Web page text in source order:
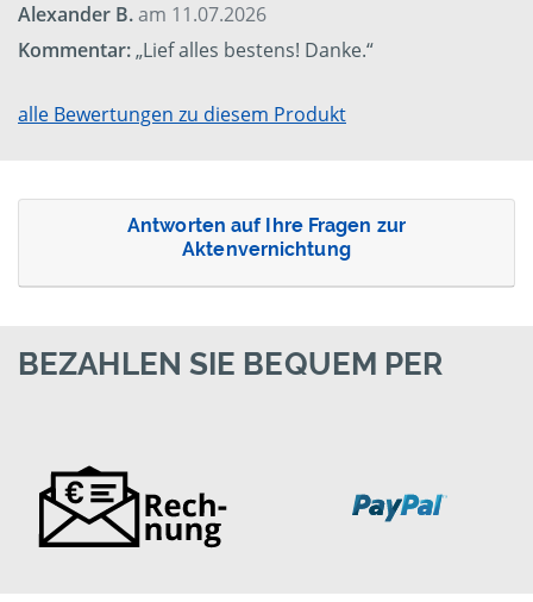
Alexander B.am 11.07.2026
Kommentar:„Lief alles bestens! Danke.“
alle Bewertungen zu diesem Produkt
Antworten auf Ihre Fragen zur
Aktenvernichtung
BEZAHLEN SIE BEQUEM PER